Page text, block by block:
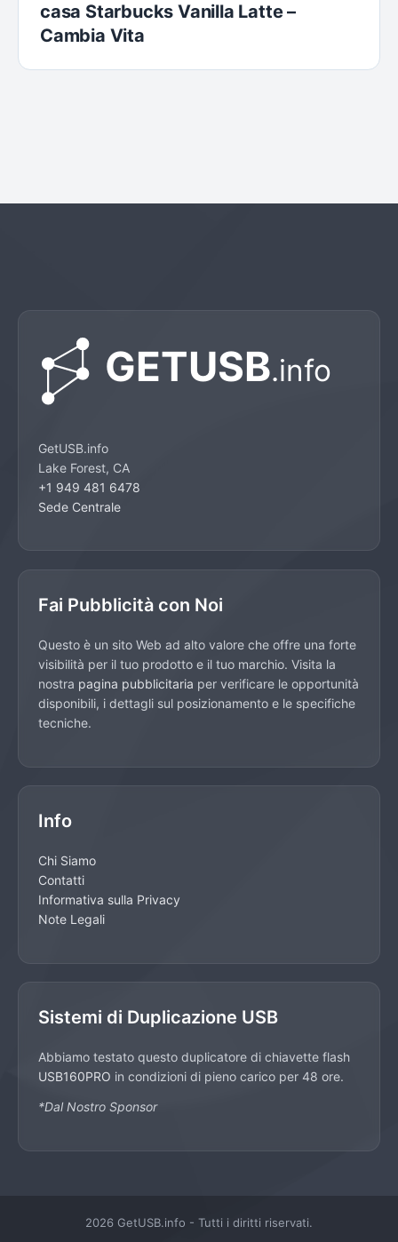
casa Starbucks Vanilla Latte –
Cambia Vita
GetUSB.info
Lake Forest, CA
+1 949 481 6478
Sede Centrale
Fai Pubblicità con Noi
Questo è un sito Web ad alto valore che offre una forte
visibilità per il tuo prodotto e il tuo marchio. Visita la
nostra pagina pubblicitaria per verificare le opportunità
disponibili, i dettagli sul posizionamento e le specifiche
tecniche.
Info
Chi Siamo
Contatti
Informativa sulla Privacy
Note Legali
Sistemi di Duplicazione USB
Abbiamo testato questo duplicatore di chiavette flash
USB160PRO in condizioni di pieno carico per 48 ore.
*Dal Nostro Sponsor
2026 GetUSB.info - Tutti i diritti riservati.